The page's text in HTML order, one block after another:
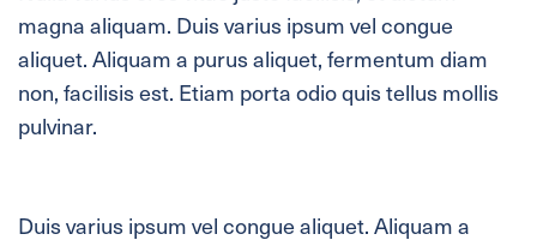
magna aliquam. Duis varius ipsum vel congue
aliquet. Aliquam a purus aliquet, fermentum diam
non, facilisis est. Etiam porta odio quis tellus mollis
pulvinar.
Duis varius ipsum vel congue aliquet. Aliquam a